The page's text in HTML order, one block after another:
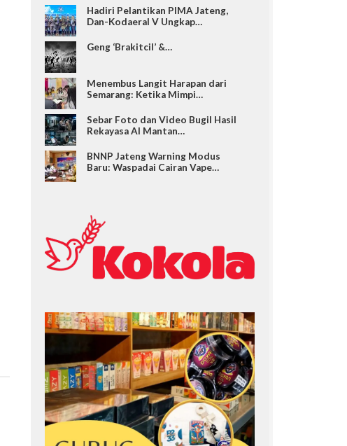
Hadiri Pelantikan PIMA Jateng,
Dan-Kodaeral V Ungkap…
Geng ‘Brakitcil’ &…
Menembus Langit Harapan dari
Semarang: Ketika Mimpi…
Sebar Foto dan Video Bugil Hasil
Rekayasa AI Mantan…
BNNP Jateng Warning Modus
Baru: Waspadai Cairan Vape…